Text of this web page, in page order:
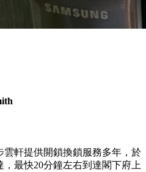
雲軒提供開鎖換鎖服務多年，於
最快20分鐘左右到達閣下府上